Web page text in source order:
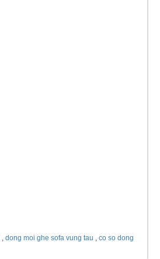
dong moi ghe sofa vung tau
co so dong